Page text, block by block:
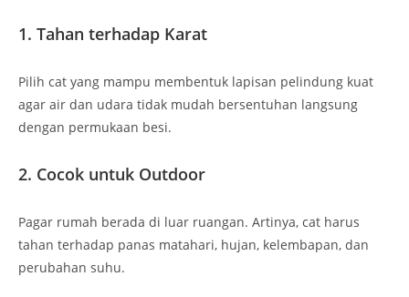
1. Tahan terhadap Karat
Pilih cat yang mampu membentuk lapisan pelindung kuat
agar air dan udara tidak mudah bersentuhan langsung
dengan permukaan besi.
2. Cocok untuk Outdoor
Pagar rumah berada di luar ruangan. Artinya, cat harus
tahan terhadap panas matahari, hujan, kelembapan, dan
perubahan suhu.